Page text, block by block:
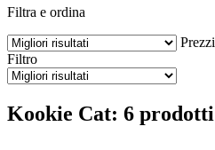
Filtra e ordina
Prezzi
Filtro
Kookie Cat: 6 prodotti